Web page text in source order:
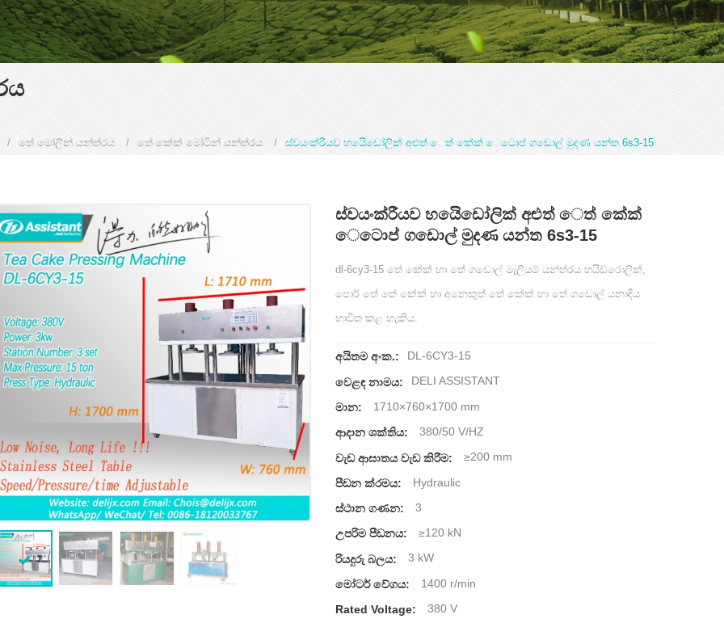
/ තේ මෝලින් යන්ත්රය / තේ කේක් මෝටින් යන්ත්රය / ස්වයංක්රීයව හයිෙඩෝලික් අළුත් ෙත් කේක් ෙටොප් ගඩොල් මුදණ යන්ත 6s3-15
ස්වයංක්රීයව හයිෙඩෝලික් අළුත් ෙත් කේක්
ෙටොප් ගඩොල් මුදණ යන්ත 6s3-15
dl-6cy3-15 තේ කේක් හා තේ ගඩොල් මැලියම් යන්ත්රය හයිඩ්රොලික්,
පොර් තේ තේ කේක් හා අනෙකුත් තේ කේක් හා තේ ගඩොල් යනාදිය
භාවිත කළ හැකිය.
අයිතම අංක.: DL-6CY3-15
වෙළඳ නාමය: DELI ASSISTANT
මාන: 1710×760×1700 mm
ආදාන ශක්තිය: 380/50 V/HZ
වැඩ ආඝාතය වැඩ කිරීම: ≥200 mm
පීඩන ක්රමය: Hydraulic
ස්ථාන ගණන: 3
උපරිම පීඩනය: ≥120 kN
රියදුරු බලය: 3 kW
මෝටර් වේගය: 1400 r/min
Rated Voltage: 380 V